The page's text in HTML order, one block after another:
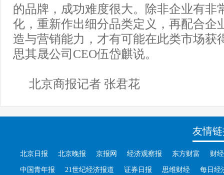
的品牌，成功难度很大。除非企业有非
化，重新作出细分品类定义，再配合企
造与营销能力，才有可能在此类市场获
思其晟公司CEO伍岱麒说。
北京商报记者 张君花
友情
北京日报 北京晚报 京报网 经济观察报 东方财富 财
中国青年报 21世纪经济报道 证券日报 思维财经 每日经